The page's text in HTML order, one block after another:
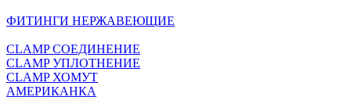
ФИТИНГИ НЕРЖАВЕЮЩИЕ
CLAMP СОЕДИНЕНИЕ
CLAMP УПЛОТНЕНИЕ
CLAMP ХОМУТ
АМЕРИКАНКА